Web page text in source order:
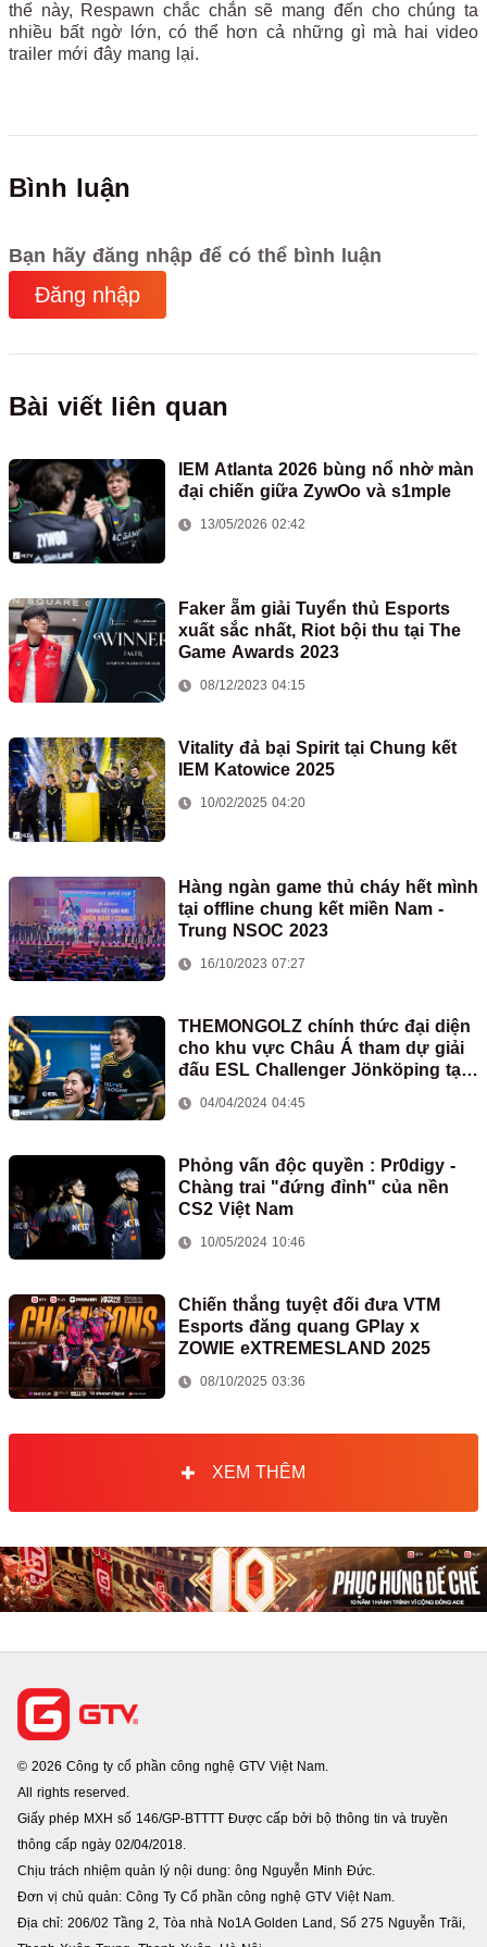
thế này, Respawn chắc chắn sẽ mang đến cho chúng ta
nhiều bất ngờ lớn, có thể hơn cả những gì mà hai video
trailer mới đây mang lại.
Bình luận
Bạn hãy đăng nhập để có thể bình luận
Đăng nhập
Bài viết liên quan
IEM Atlanta 2026 bùng nổ nhờ màn
đại chiến giữa ZywOo và s1mple
13/05/2026 02:42
Faker ẵm giải Tuyển thủ Esports
xuất sắc nhất, Riot bội thu tại The
Game Awards 2023
08/12/2023 04:15
Vitality đả bại Spirit tại Chung kết
IEM Katowice 2025
10/02/2025 04:20
Hàng ngàn game thủ cháy hết mình
tại offline chung kết miền Nam -
Trung NSOC 2023
16/10/2023 07:27
THEMONGOLZ chính thức đại diện
cho khu vực Châu Á tham dự giải
đấu ESL Challenger Jönköping tại
Thụy Điển
04/04/2024 04:45
Phỏng vấn độc quyền : Pr0digy -
Chàng trai "đứng đỉnh" của nền
CS2 Việt Nam
10/05/2024 10:46
Chiến thắng tuyệt đối đưa VTM
Esports đăng quang GPlay x
ZOWIE eXTREMESLAND 2025
08/10/2025 03:36
XEM THÊM
© 2026 Công ty cổ phần công nghệ GTV Việt Nam.
All rights reserved.
Giấy phép MXH số 146/GP-BTTTT Được cấp bởi bộ thông tin và truyền
thông cấp ngày 02/04/2018.
Chịu trách nhiệm quản lý nội dung: ông Nguyễn Minh Đức.
Đơn vị chủ quản: Công Ty Cổ phần công nghệ GTV Việt Nam.
Địa chỉ: 206/02 Tầng 2, Tòa nhà No1A Golden Land, Số 275 Nguyễn Trãi,